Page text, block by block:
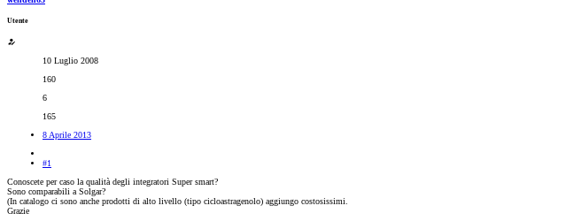
Utente
10 Luglio 2008
160
6
165
8 Aprile 2013
#1
Conoscete per caso la qualità degli integratori Super smart?
Sono comparabili a Solgar?
(In catalogo ci sono anche prodotti di alto livello (tipo cicloastragenolo) aggiungo costosissimi.
Grazie